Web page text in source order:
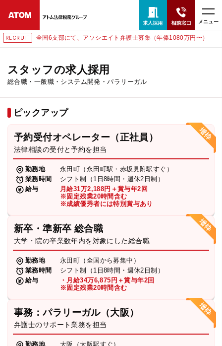
メニュー
RECRUIT 全国6支部にて、アソシエイト弁護士募集（年俸1080万円〜）
スタッフの求人採用
総合職・一般職・システム開発・パラリーガル
ピックアップ
予約受付オペレーター（正社員）
法律相談の受付と予約を担当
勤務地
永田町（永田町駅・赤坂見附駅すぐ）
業務時間
シフト制（1日8時間・週休2日制）
給与
月給31万2,188円＋賞与年2回
※固定残業20時間含む
※成績優秀者には特別賞与あり
新卒・準新卒 総合職
大学・院の卒業数年内を対象にした総合職
勤務地
永田町（全国から募集中）
業務時間
シフト制（1日8時間・週休2日制）
給与
・月給34万6,875円＋賞与年2回
※固定残業20時間含む
事務：パラリーガル（大阪）
弁護士のサポート業務を担当
勤務地
大阪（大阪駅すぐ）
24時間365日全国対応
無料相談窓口はこちら
ホーム
取扱分野
解決実績
弁護士・税理士
費用
求人採用